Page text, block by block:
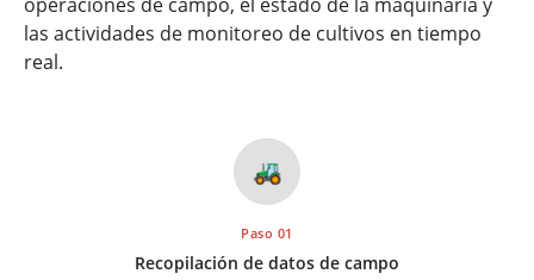
las actividades de monitoreo de cultivos en tiempo
real.
🚜
Paso 01
Recopilación de datos de campo